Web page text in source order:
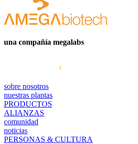
una compañía megalabs
sobre nosotros
nuestras plantas
PRODUCTOS
ALIANZAS
comunidad
noticias
PERSONAS & CULTURA